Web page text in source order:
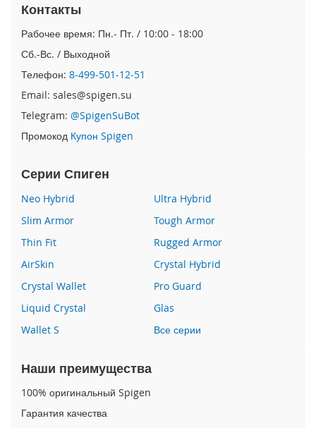
o
n
e
A
i
r
i
P
h
e
7
P
h
o
n
1
6
P
o
a
Контакты
Рабочее время: Пн.- Пт. / 10:00 - 18:00
Сб.-Вс. / Выходной
Телефон: 8-499-501-12-51
Email: sales@spigen.su
Telegram: @SpigenSuBot
Промокод Купон Spigen
Серии Спиген
Neo Hybrid
Ultra Hybrid
Slim Armor
Tough Armor
Thin Fit
Rugged Armor
AirSkin
Crystal Hybrid
Crystal Wallet
Pro Guard
Liquid Crystal
Glas
Wallet S
Все серии
Наши преимущества
100% оригинальный Spigen
Гарантия качества